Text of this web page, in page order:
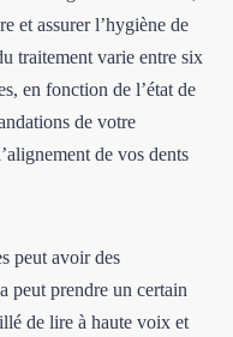
et assurer l’hygiène de
traitement varie entre six
en fonction de l’état de
de votre
de vos dents
peut avoir des
peut prendre un certain
de lire à haute voix et